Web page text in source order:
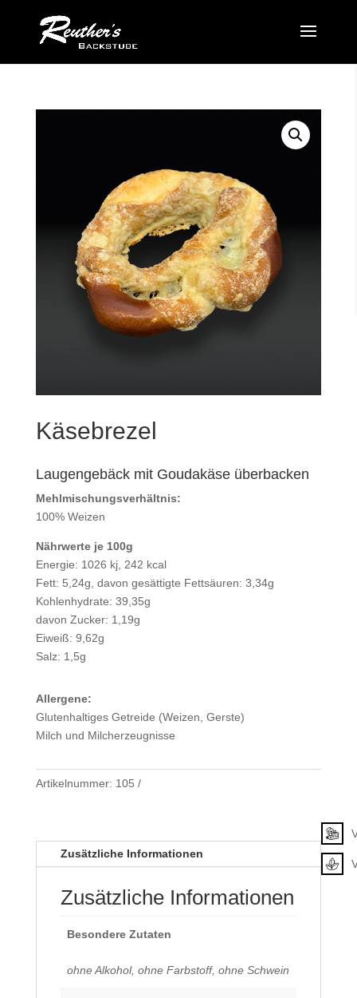
Käsebrezel
Laugengebäck mit Goudakäse überbacken
Mehlmischungsverhältnis:
100% Weizen
Nährwerte je 100g
Energie: 1026 kj, 242 kcal
Fett: 5,24g, davon gesättigte Fettsäuren: 3,34g
Kohlenhydrate: 39,35g
davon Zucker: 1,19g
Eiweiß: 9,62g
Salz: 1,5g
Allergene:
Glutenhaltiges Getreide (Weizen, Gerste)
Milch und Milcherzeugnisse
Artikelnummer: 105
Zusätzliche Informationen
Zusätzliche Informationen
Besondere Zutaten
ohne Alkohol, ohne Farbstoff, ohne Schwein